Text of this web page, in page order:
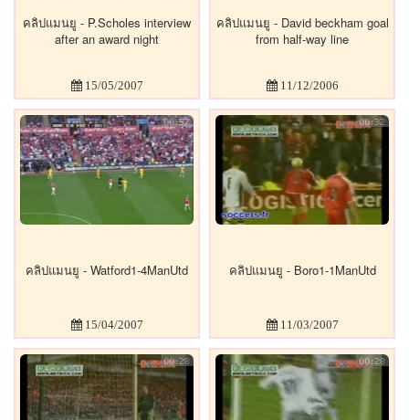
คลิปแมนยู - P.Scholes interview
after an award night
15/05/2007
คลิปแมนยู - David beckham goal
from half-way line
11/12/2006
คลิปแมนยู - Watford1-4ManUtd
15/04/2007
คลิปแมนยู - Boro1-1ManUtd
11/03/2007